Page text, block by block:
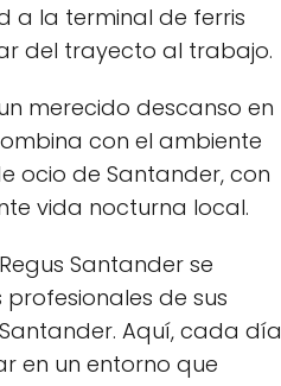
a la terminal de ferris
del trayecto al trabajo.
merecido descanso en
con el ambiente
ocio de Santander, con
vida nocturna local.
Santander se
de sus
Aquí, cada día
en un entorno que